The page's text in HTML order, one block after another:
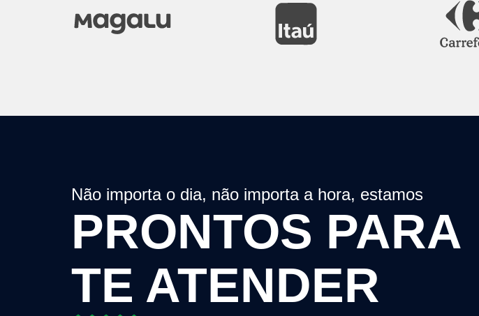
Não importa o dia, não importa a hora, estamos
PRONTOS PARA
TE ATENDER